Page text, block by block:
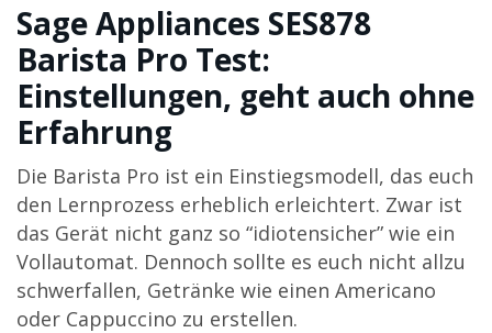
Sage Appliances SES878
Barista Pro Test:
Einstellungen, geht auch ohne
Erfahrung
Die Barista Pro ist ein Einstiegsmodell, das euch
den Lernprozess erheblich erleichtert. Zwar ist
das Gerät nicht ganz so “idiotensicher” wie ein
Vollautomat. Dennoch sollte es euch nicht allzu
schwerfallen, Getränke wie einen Americano
oder Cappuccino zu erstellen.